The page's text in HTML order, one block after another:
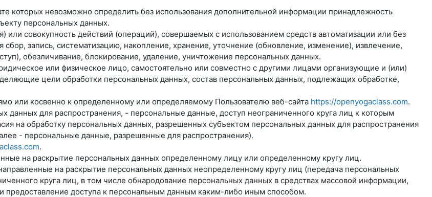
которых невозможно определить без использования дополнительной информации принадлежность
персональных данных.
совокупность действий (операций), совершаемых с использованием средств автоматизации или без
запись, систематизацию, накопление, хранение, уточнение (обновление, изменение), извлечение,
обезличивание, блокирование, удаление, уничтожение персональных данных.
или физическое лицо, самостоятельно или совместно с другими лицами организующие и (или)
цели обработки персональных данных, состав персональных данных, подлежащих обработке,
или косвенно к определенному или определяемому Пользователю веб-сайта https://openyogaclass.com.
для распространения, - персональные данные, доступ неограниченного круга лиц к которым
на обработку персональных данных, разрешенных субъектом персональных данных для распространения
- персональные данные, разрешенные для распространения).
.
на раскрытие персональных данных определенному лицу или определенному кругу лиц.
на раскрытие персональных данных неопределенному кругу лиц (передача персональных
круга лиц, в том числе обнародование персональных данных в средствах массовой информации,
доступа к персональным данным каким-либо иным способом.